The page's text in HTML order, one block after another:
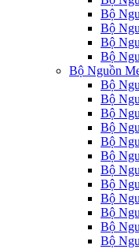
Bộ
Bộ
Bộ
Bộ
Bộ Nguồn
Bộ
Bộ
Bộ
Bộ
Bộ
Bộ
Bộ
Bộ
Bộ
Bộ
Bộ
Bộ